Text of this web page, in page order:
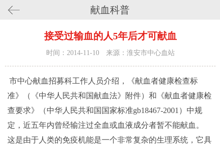
献血科普
接受过输血的人5年后才可献血
时间：2014-11-10 来源：淮安市中心血站
市中心献血招募科工作人员介绍，《献血者健康检查标
准》（《中华人民共和国献血法》附件）和《献血者健康检
查要求》（中华人民共和国国家标准gb18467-2001）中规
定，近五年内曾经输注过全血或血液成分者暂不能献血。
这是由于人类的免疫机能是一个非常复杂的生理系统，它具